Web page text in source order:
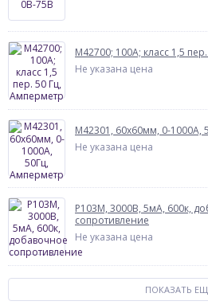
М42700; 100А; класс 1,5
Не указана цена
М42301, 60х60мм, 0-1000А,
Не указана цена
Р103М, 3000В, 5мА, 600к,
сопротивление
Не указана цена
ПОКАЗАТЬ